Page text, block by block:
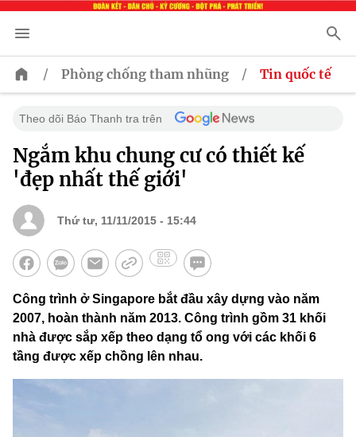
/ Phòng chống tham nhũng / Tin quốc tế
Theo dõi Báo Thanh tra trên
Ngắm khu chung cư có thiết kế
'đẹp nhất thế giới'
Thứ tư, 11/11/2015 - 15:44
Công trình ở Singapore bắt đầu xây dựng vào năm
2007, hoàn thành năm 2013. Công trình gồm 31 khối
nhà được sắp xếp theo dạng tổ ong với các khối 6
tầng được xếp chồng lên nhau.